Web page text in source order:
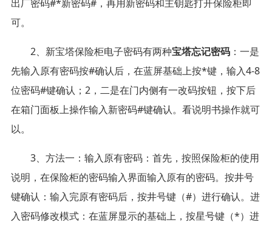
出厂密码#*新密码#，再用新密码和主钥匙打开保险柜即
可。
2、新宝塔保险柜电子密码有两种宝塔忘记密码：一是
先输入原有密码按#确认后，在蓝屏基础上按*键，输入4-8
位密码#键确认；2，二是在门内侧有一改码按钮，按下后
在箱门面板上操作输入新密码#键确认。看说明书操作就可
以。
3、方法一：输入原有密码：首先，按照保险柜的使用
说明，在保险柜的密码输入界面输入原有的密码。按井号
键确认：输入完原有密码后，按井号键（#）进行确认。进
入密码修改模式：在蓝屏显示的基础上，按星号键（*）进